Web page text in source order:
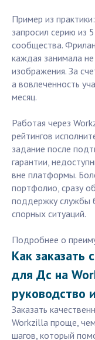
Пример из
запросил серию из
сообщества.
каждая занимала
изображения. За
а вовлеченность
месяц.
Работая через
рейтингов
задание после
гарантии,
вне платформы.
портфолио, сразу
поддержку службы
спорных ситуаций.
Подробнее о
Как заказать
для Дс на
руководство
Заказать
Workzilla проще,
шагов, который